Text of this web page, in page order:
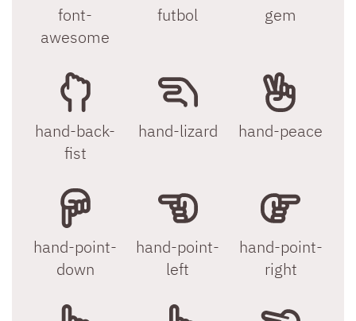
font-
awesome
futbol gem
hand-back-
fist
hand-lizard hand-peace
hand-point-
down
hand-point-
left
hand-point-
right